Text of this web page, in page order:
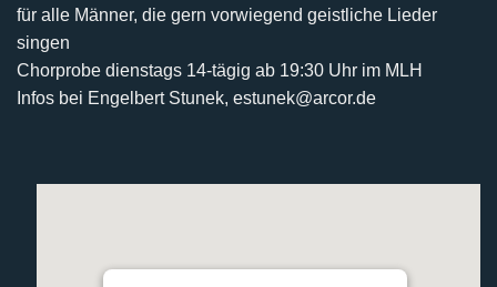
für alle Männer, die gern vorwiegend geistliche Lieder
singen
Chorprobe dienstags 14-tägig ab 19:30 Uhr im MLH
Infos bei Engelbert Stunek, estunek@arcor.de